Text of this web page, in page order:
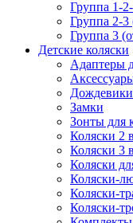
Группа 1-
Группа 2-3
Группа 3
Детские коляски
Адаптеры
Дождевики
Замки
Зонты для
Коляски 2
Коляски 3
Коляски
Коляски-
Коляски-
Коляски-